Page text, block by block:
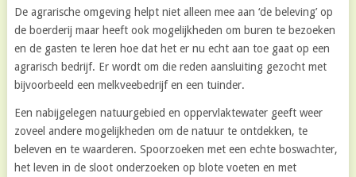
De agrarische omgeving helpt niet alleen mee aan ‘de beleving’ op
de boerderij maar heeft ook mogelijkheden om buren te bezoeken
en de gasten te leren hoe dat het er nu echt aan toe gaat op een
agrarisch bedrijf. Er wordt om die reden aansluiting gezocht met
bijvoorbeeld een melkveebedrijf en een tuinder.
Een nabijgelegen natuurgebied en oppervlaktewater geeft weer
zoveel andere mogelijkheden om de natuur te ontdekken, te
beleven en te waarderen. Spoorzoeken met een echte boswachter,
het leven in de sloot onderzoeken op blote voeten en met